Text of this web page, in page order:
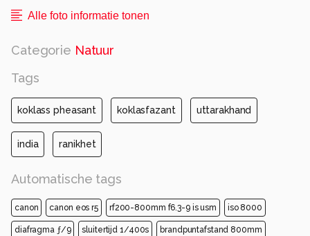
Alle foto informatie tonen
Categorie Natuur
Tags
koklass pheasant koklasfazant uttarakhand
india ranikhet
Automatische tags
canon canon eos r5 rf200-800mm f6.3-9 is usm iso 8000
diafragma ƒ/9 sluitertijd 1/400s brandpuntafstand 800mm